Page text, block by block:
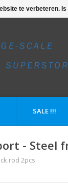
SALE !!!
- Steel
rod 2pcs
te verbeteren.